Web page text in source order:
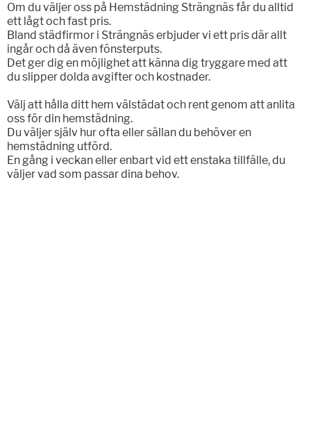
Om du väljer oss på Hemstädning Strängnäs får du alltid
ett lågt och fast pris.
Bland städfirmor i Strängnäs erbjuder vi ett pris där allt
ingår och då även fönsterputs.
Det ger dig en möjlighet att känna dig tryggare med att
du slipper dolda avgifter och kostnader.
Välj att hålla ditt hem välstädat och rent genom att anlita
oss för din hemstädning.
Du väljer själv hur ofta eller sällan du behöver en
hemstädning utförd.
En gång i veckan eller enbart vid ett enstaka tillfälle, du
väljer vad som passar dina behov.